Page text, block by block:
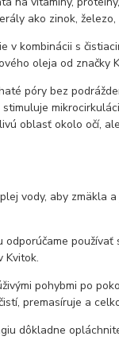
ako zinok, železo,
v kombinácii s
oleja od značky
póry bez
oblasť okolo očí,
vody, aby zmäkla a
odporúčame používať
Kvitok.
pohybmi po
premasíruje a
dôkladne